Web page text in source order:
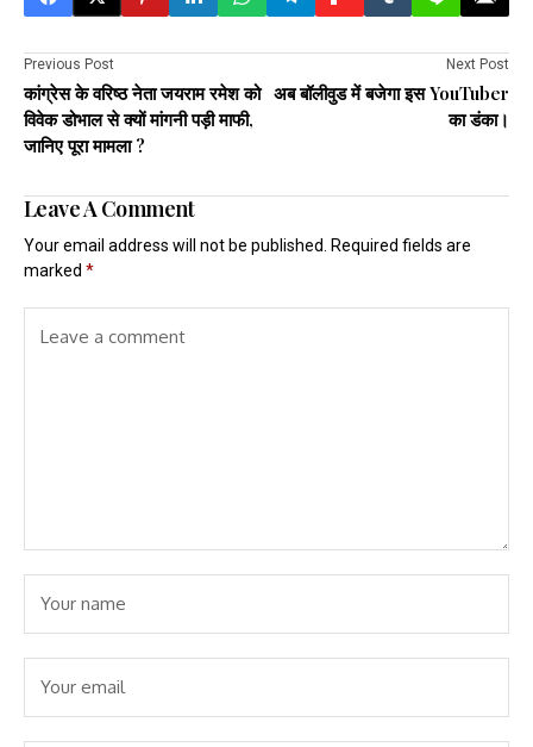
Previous Post
कांग्रेस के वरिष्ठ नेता जयराम रमेश को
विवेक डोभाल से क्यों मांगनी पड़ी माफी,
जानिए पूरा मामला ?
Next Post
अब बॉलीवुड में बजेगा इस YouTuber
का डंका।
Leave A Comment
Your email address will not be published.
Required fields are
marked *